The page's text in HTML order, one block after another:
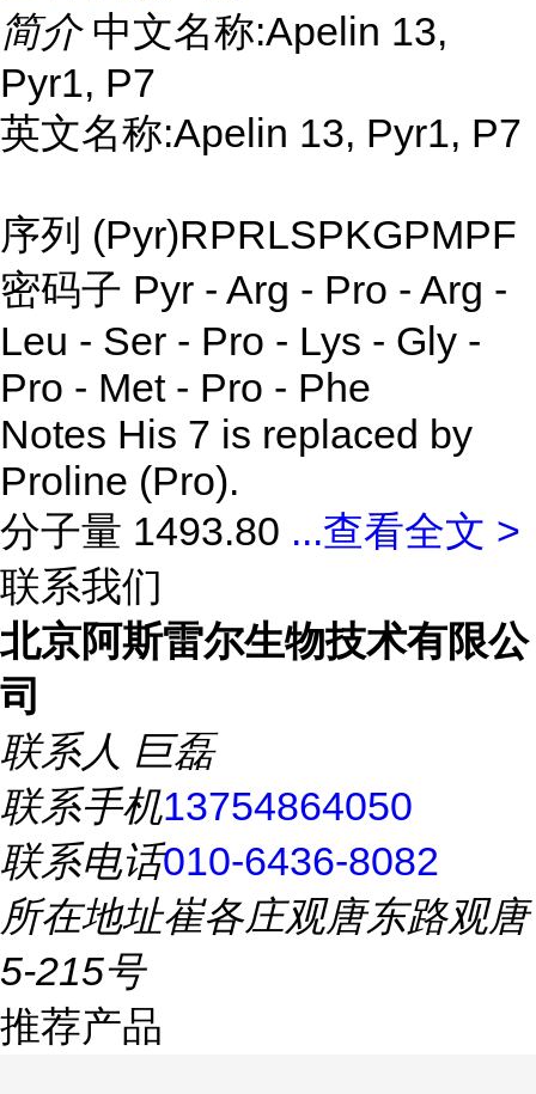
简介 中文名称:Apelin 13,
Pyr1, P7
英文名称:Apelin 13, Pyr1, P7
序列 (Pyr)RPRLSPKGPMPF
密码子 Pyr - Arg - Pro - Arg -
Leu - Ser - Pro - Lys - Gly -
Pro - Met - Pro - Phe
Notes His 7 is replaced by
Proline (Pro).
分子量 1493.80 ...查看全文 >
联系我们
北京阿斯雷尔生物技术有限公
司
联系人 巨磊
联系手机13754864050
联系电话010-6436-8082
所在地址崔各庄观唐东路观唐
5-215号
推荐产品